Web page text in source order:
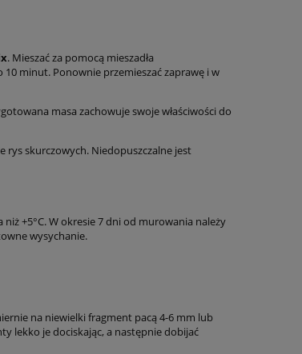
. Mieszać za pomocą mieszadła
minut. Ponownie przemieszać zaprawę i w
masa zachowuje swoje właściwości do
rys skurczowych. Niedopuszczalne jest
+5°C. W okresie 7 dni od murowania należy
wysychanie.
na niewielki fragment pacą 4-6 mm lub
lekko je dociskając, a następnie dobijać